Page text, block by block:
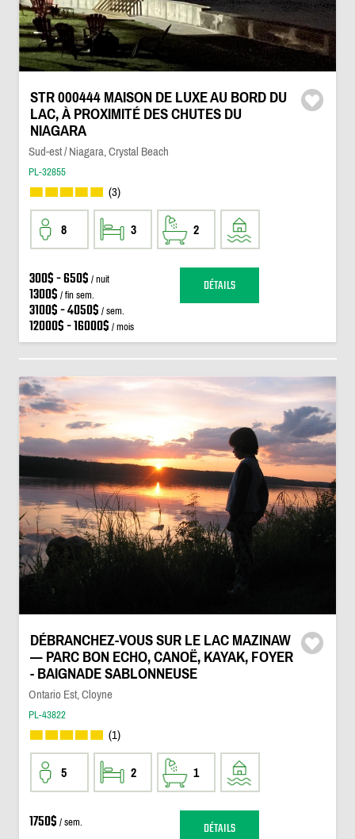
STR 000444 MAISON DE LUXE AU BORD DU
LAC, À PROXIMITÉ DES CHUTES DU
NIAGARA
Sud-est / Niagara, Crystal Beach
PL-32855
(3)
8 3 2
300$ - 650$ / nuit
1300$ / fin sem.
3100$ - 4050$ / sem.
12000$ - 16000$ / mois
DÉTAILS
DÉBRANCHEZ-VOUS SUR LE LAC MAZINAW
— PARC BON ECHO, CANOË, KAYAK, FOYER
- BAIGNADE SABLONNEUSE
Ontario Est, Cloyne
PL-43822
(1)
5 2 1
1750$ / sem. DÉTAILS